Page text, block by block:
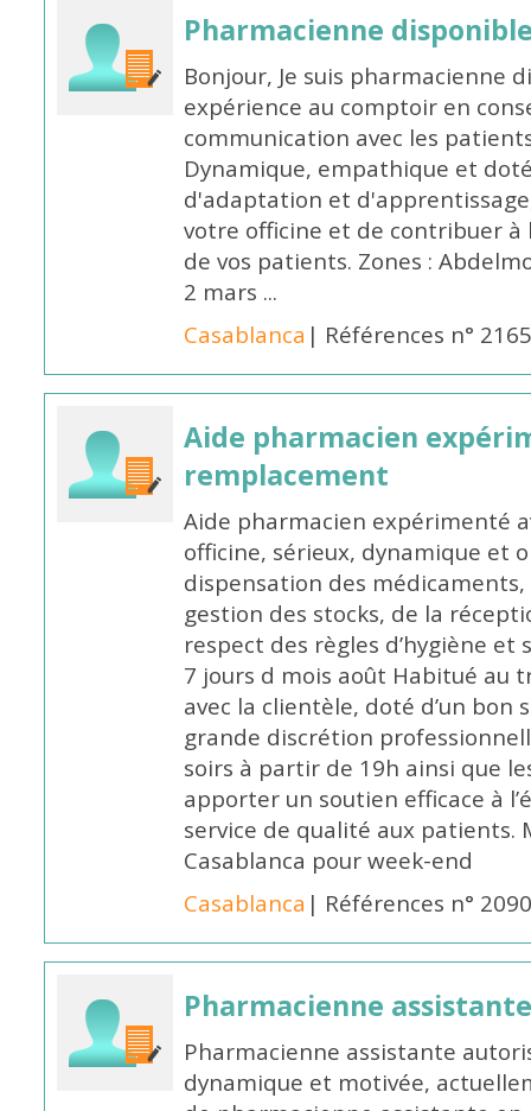
Pharmacienne
Bonjour, Je suis pharmacienne
expérience au comptoir en
communication avec les
Dynamique, empathique et
d'adaptation et
votre officine et de contribuer
de vos patients. Zones :
2 mars ...
Casablanca | Références n°
Aide pharmacien
remplacement
Aide pharmacien expérimenté
officine, sérieux, dynamique et
dispensation des
gestion des stocks, de la
respect des règles d’hygiène
7 jours d mois août Habitué au
avec la clientèle, doté d’un bon
grande discrétion
soirs à partir de 19h ainsi que
apporter un soutien efficace à
service de qualité aux patients.
Casablanca pour week-end
Casablanca | Références n°
Pharmacienne
Pharmacienne assistante
dynamique et motivée,